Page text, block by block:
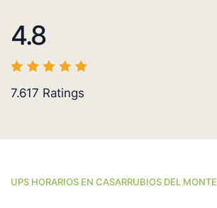
4.8
7.617 Ratings
UPS HORARIOS EN CASARRUBIOS DEL MONTE